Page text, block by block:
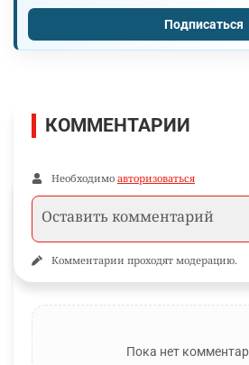
Подписаться
КОММЕНТАРИИ
Необходимо авторизоваться
Комментарии проходят модерацию.
Пока нет